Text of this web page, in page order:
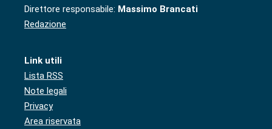
Direttore responsabile: Massimo Brancati
Redazione
Link utili
Lista RSS
Note legali
Privacy
Area riservata